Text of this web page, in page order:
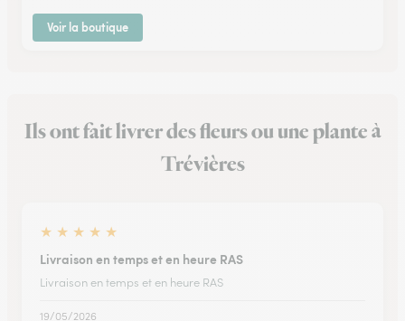
Voir la boutique
Ils ont fait livrer des fleurs ou une plante à
Trévières
★ ★ ★ ★ ★
Livraison en temps et en heure RAS
Livraison en temps et en heure RAS
19/05/2026